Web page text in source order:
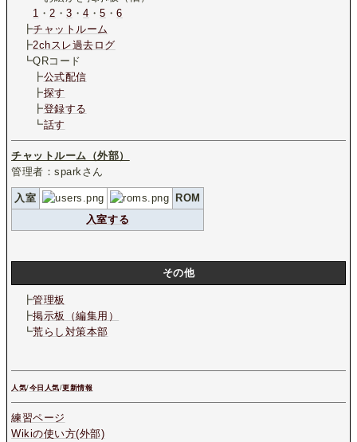
1 ・ 2 ・3 ・4 ・5 ・6
┣チャットルーム
┣2chスレ過去ログ
┗QRコード
┣公式配信
┣探す
┣登録する
┗話す
チャットルーム（外部）
管理者：sparkさん
入室
ROM
入室する
その他
┣管理板
┣掲示板（編集用）
┗荒らし対策本部
人気/今日人気/更新情報
練習ページ
Wikiの使い方(外部)